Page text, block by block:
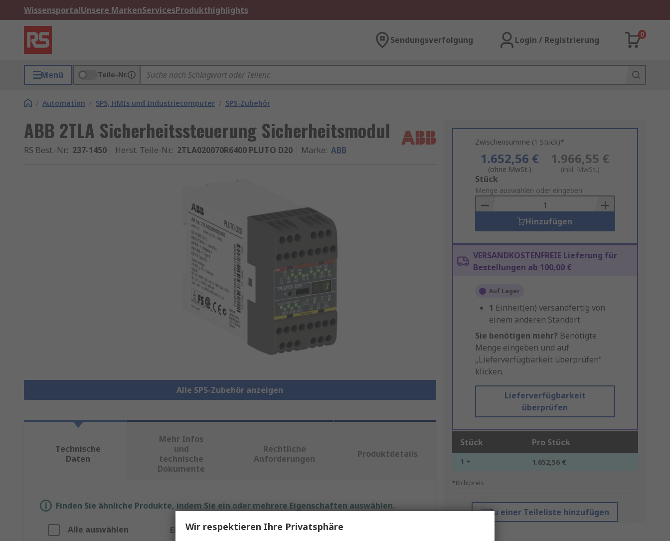
WissensportalUnsere MarkenServicesProdukthighlights
Sendungsverfolgung Login / Registrierung
0
Menü Teile-Nr.
/ Automation / SPS, HMIs und Industriecomputer / SPS-Zubehör
ABB 2TLA Sicherheitssteuerung Sicherheitsmodul
RS Best.-Nr.: 237-1450 Herst. Teile-Nr.: 2TLA020070R6400 PLUTO D20 Marke: ABB
Alle SPS-Zubehör anzeigen
Zwischensumme (1 Stück)*
1.652,56 €
(ohne MwSt.)
1.966,55 €
(inkl. MwSt.)
Add
to
Basket
Stück
Menge auswählen oder eingeben
Hinzufügen
VERSANDKOSTENFREIE Lieferung für
Bestellungen ab 100,00 €
Auf Lager
1 Einheit(en) versandfertig von
einem anderen Standort
Sie benötigen mehr? Benötigte
Menge eingeben und auf
„Lieferverfügbarkeit überprüfen“
klicken.
Lieferverfügbarkeit
überprüfen
Stück Pro Stück
1 + 1.652,56 €
*Richtpreis
Zu einer Teileliste hinzufügen
Technische
Daten
Mehr Infos
und
technische
Dokumente
Rechtliche
Anforderungen
Produktdetails
Finden Sie ähnliche Produkte, indem Sie ein oder mehrere Eigenschaften auswählen.
Alle auswählen Eigenschaft Wert
Wir respektieren Ihre Privatsphäre